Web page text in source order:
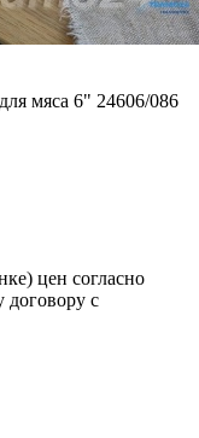
мяса 6" 24606/086
цен согласно
договору с